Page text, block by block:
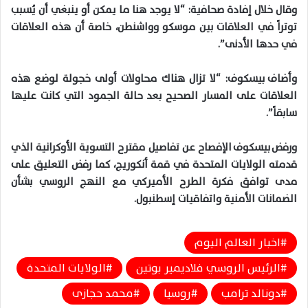
وقال خلال إفادة صحافية: “لا يوجد هنا ما يمكن أو ينبغي أن يُسبب
توتراً في العلاقات بين موسكو وواشنطن، خاصة أن هذه العلاقات
في حدها الأدنى”.
وأضاف بيسكوف: “لا تزال هناك محاولات أولى خجولة لوضع هذه
العلاقات على المسار الصحيح بعد حالة الجمود التي كانت عليها
سابقاً”.
ورفض بيسكوف الإفصاح عن تفاصيل مقترح التسوية الأوكرانية الذي
قدمته الولايات المتحدة في قمة أنكوريج، كما رفض التعليق على
مدى توافق فكرة الطرح الأميركي مع النهج الروسي بشأن
الضمانات الأمنية واتفاقيات إسطنبول.
اخبار العالم اليوم
الرئيس الروسي فلاديمير بوتين
الولايات المتحدة
دونالد ترامب
روسيا محمد حجازى